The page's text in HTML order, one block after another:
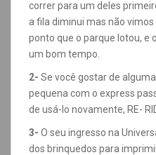
correr para um deles
a fila diminui mas não
ponto que o parque lotou, e
um bom tempo.
2- Se você gostar de
pequena com o express
de usá-lo novamente, RE-
3- O seu ingresso na
dos brinquedos para